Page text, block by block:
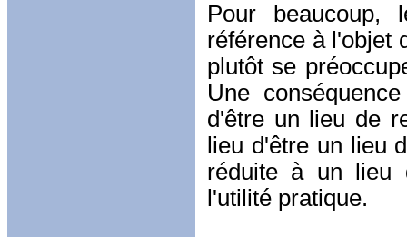
Pour beaucoup,
référence à l'objet
plutôt se
Une
d'être un lieu de
lieu d'être un lieu
réduite à un lieu
l'utilité pratique.